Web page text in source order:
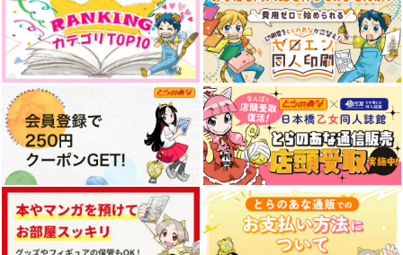
2人のために鐘は鳴る
夜が明ける
865円（税込）
冨岡義勇×竈門炭治郎
あなたの声で世界が廻
る
愛逢月
944円（税込）
大倶利伽羅×歌仙兼定
ここにいない
礼賛午前二時
315円（税込）
ミスラ×ルチル